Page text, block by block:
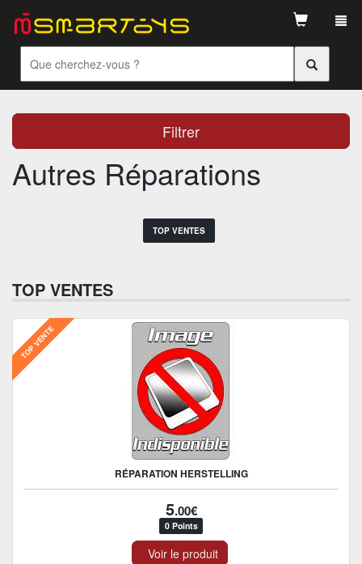
Filtrer
Autres Réparations
TOP VENTES
TOP VENTES
TOP VENTE
RÉPARATION HERSTELLING
5.00€
0 Points
Voir le produit